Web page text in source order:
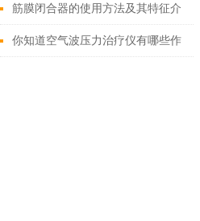
筋膜闭合器的使用方法及其特征介
绍
你知道空气波压力治疗仪有哪些作